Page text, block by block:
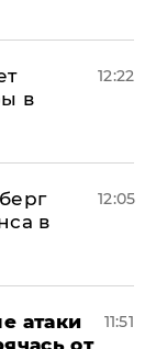
в
12:22
в
12:05
атаки
от
11:51